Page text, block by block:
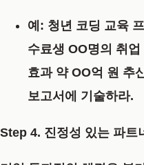
예: 청년 코딩 교육
수료생 OO명의 취
효과 약 OO억 원 추
보고서에 기술하라.
Step 4. 진정성 있는 파트